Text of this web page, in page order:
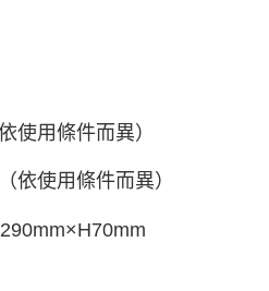
依使用條件而異）
（依使用條件而異）
×H70mm